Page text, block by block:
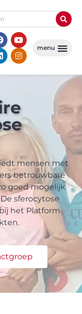
mensen met
betrouwbare
goed mogelijk
sferocytose
het Platform